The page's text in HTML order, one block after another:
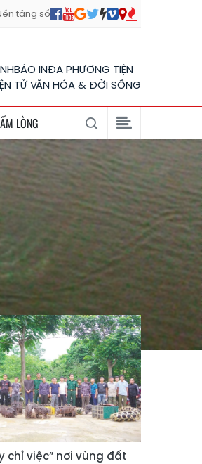
tảng số
BÁO INĐA PHƯƠNG TIỆN
TỬ VĂN HÓA & ĐỜI SỐNG
LÒNG
chỉ việc” nơi vùng đất